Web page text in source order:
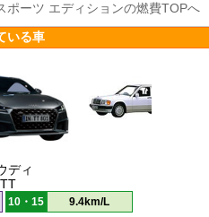
ーツ エディションの燃費TOPへ
いる車
ディ
TT
10・15 9.4km/L